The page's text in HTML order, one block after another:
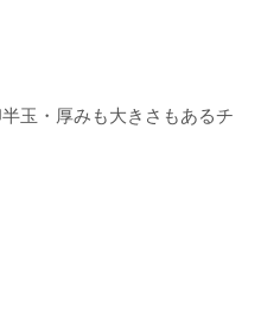
玉・厚みも大きさもあるチ